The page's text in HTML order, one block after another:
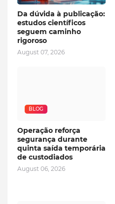
Da dúvida à publicação:
estudos científicos
seguem caminho
rigoroso
August 07, 2026
BLOG
Operação reforça
segurança durante
quinta saída temporária
de custodiados
August 06, 2026